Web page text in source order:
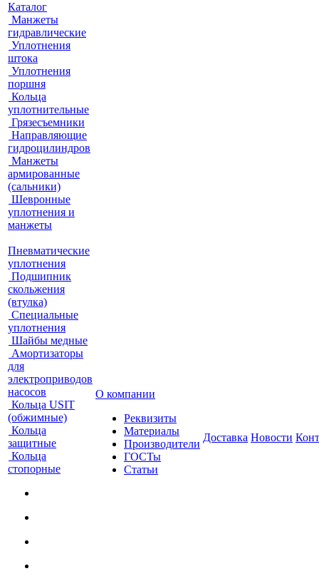
Каталог
Манжеты
гидравлические
Уплотнения
штока
Уплотнения
поршня
Кольца
уплотнительные
Грязесъемники
Направляющие
гидроцилиндров
Манжеты
армированные
(сальники)
Шевронные
уплотнения и
манжеты
Пневматические
уплотнения
Подшипник
скольжения
(втулка)
Специальные
уплотнения
Шайбы медные
Амортизаторы
для
электроприводов
насосов
Кольца USIT
(обжимные)
Кольца
защитные
Кольца
стопорные
О компании
Реквизиты
Материалы
Производители
ГОСТы
Статьи
Доставка Новости